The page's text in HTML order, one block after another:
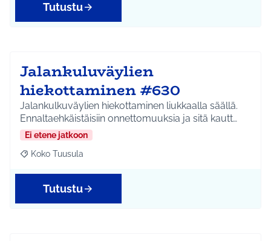
Tutustu
Jalankuluväylien
hiekottaminen #630
Jalankulkuväylien hiekottaminen liukkaalla säällä.
Ennaltaehkäistäisiin onnettomuuksia ja sitä kautt…
Ei etene jatkoon
Rajaa tulokset aihepiirin mukaan: Koko Tuusula
Koko Tuusula
Tutustu